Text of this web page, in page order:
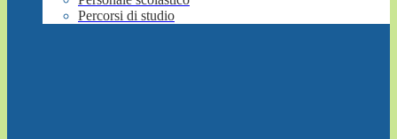
Percorsi di studio